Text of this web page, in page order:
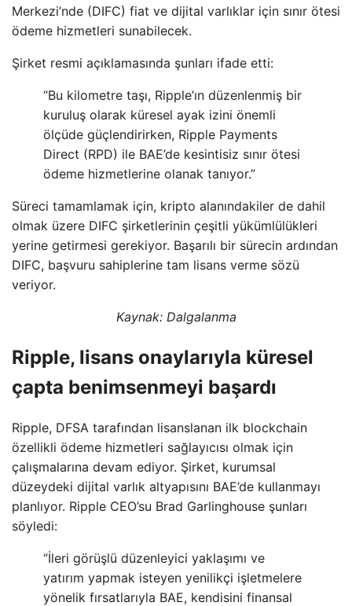
Merkezi’nde (DIFC) fiat ve dijital varlıklar için sınır ötesi
ödeme hizmetleri sunabilecek.
Şirket resmi açıklamasında şunları ifade etti:
“Bu kilometre taşı, Ripple’ın düzenlenmiş bir
kuruluş olarak küresel ayak izini önemli
ölçüde güçlendirirken, Ripple Payments
Direct (RPD) ile BAE’de kesintisiz sınır ötesi
ödeme hizmetlerine olanak tanıyor.”
Süreci tamamlamak için, kripto alanındakiler de dahil
olmak üzere DIFC şirketlerinin çeşitli yükümlülükleri
yerine getirmesi gerekiyor. Başarılı bir sürecin ardından
DIFC, başvuru sahiplerine tam lisans verme sözü
veriyor.
Kaynak: Dalgalanma
Ripple, lisans onaylarıyla küresel
çapta benimsenmeyi başardı
Ripple, DFSA tarafından lisanslanan ilk blockchain
özellikli ödeme hizmetleri sağlayıcısı olmak için
çalışmalarına devam ediyor. Şirket, kurumsal
düzeydeki dijital varlık altyapısını BAE’de kullanmayı
planlıyor. Ripple CEO’su Brad Garlinghouse şunları
söyledi:
“İleri görüşlü düzenleyici yaklaşımı ve
yatırım yapmak isteyen yenilikçi işletmelere
yönelik fırsatlarıyla BAE, kendisini finansal